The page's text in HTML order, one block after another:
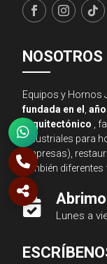
NOSOTROS
Equipos y Hornos
fundada en el ,
arquitectónico ,
industriales para
empresas),
también
 Lunes a
● En